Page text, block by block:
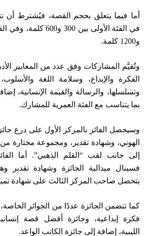
أما فيما يتعلق بحجم القصة، فيُشترط أن
و1200 كلمة.
وتُقيَّم المشاركات وفق عدد من المعايير
الفكرة والإبداع، وسلامة اللغة
وتسلسلها، والرسالة والقيمة الإنسانية،
بما يتناسب مع الفئة العمرية للمشارك.
وسيحصل الفائز بالمركز الأول على درع
الهوني، وشهادة تقدير، ومجموعة مختارة
إلى جانب لقب “القلم الذهبي”. أما
فسينال ميدالية الجائزة وشهادة تقدير
يتحصل صاحب المركز الثالث على شهادة
كما تتضمن الجائزة عددًا من الجوائز
فكرة إبداعية، وجائزة أفضل قصة
الليبية، إضافة إلى جائزة الكاتب الواعد.